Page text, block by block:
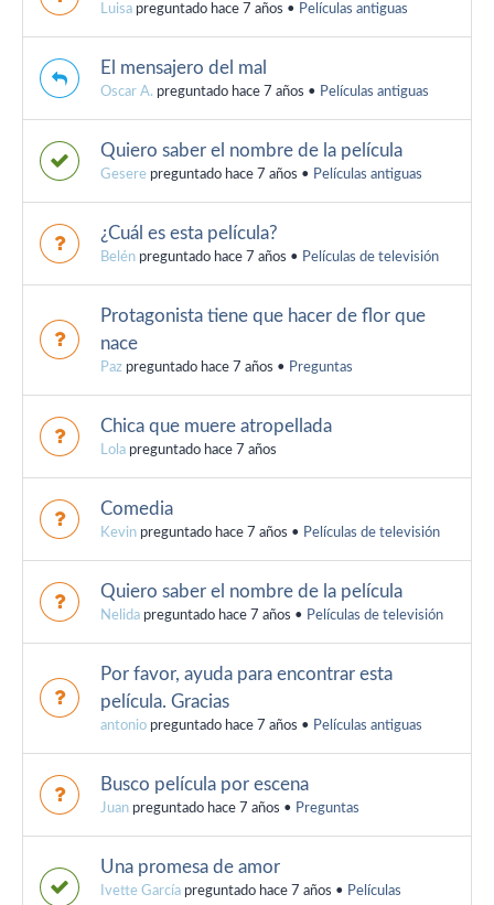
Luisa preguntado hace 7 años • Películas antiguas
El mensajero del mal
Oscar A. preguntado hace 7 años • Películas antiguas
Quiero saber el nombre de la película
Gesere preguntado hace 7 años • Películas antiguas
¿Cuál es esta película?
Belén preguntado hace 7 años • Películas de televisión
Protagonista tiene que hacer de flor que
nace
Paz preguntado hace 7 años • Preguntas
Chica que muere atropellada
Lola preguntado hace 7 años
Comedia
Kevin preguntado hace 7 años • Películas de televisión
Quiero saber el nombre de la película
Nelida preguntado hace 7 años • Películas de televisión
Por favor, ayuda para encontrar esta
película. Gracias
antonio preguntado hace 7 años • Películas antiguas
Busco película por escena
Juan preguntado hace 7 años • Preguntas
Una promesa de amor
Ivette García preguntado hace 7 años • Películas